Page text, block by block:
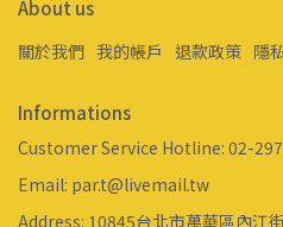
About us
關於我們 我的帳戶 退款政策 隱
Informations
Customer Service Hotline: 02-
Email: par.t@livemail.tw
Address: 10845台北市萬華區內江